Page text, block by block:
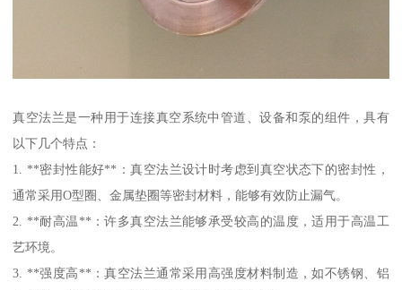
真空法兰是一种用于连接真空系统中管道、设备和泵的组件，具有
以下几个特点：
1. **密封性能好**：真空法兰设计时考虑到真空状态下的密封性，
通常采用O型圈、金属垫圈等密封材料，能够有效防止漏气。
2. **耐高温**：许多真空法兰能够承受较高的温度，适用于高温工
艺环境。
3. **强度高**：真空法兰通常采用高强度材料制造，如不锈钢、铝